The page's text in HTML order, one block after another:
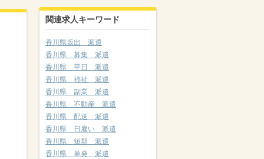
関連求人キーワード
香川県坂出 派遣
香川県 募集 派遣
香川県 平日 派遣
香川県 福祉 派遣
香川県 副業 派遣
香川県 不動産 派遣
香川県 配送 派遣
香川県 日雇い 派遣
香川県 短期 派遣
香川県 単発 派遣